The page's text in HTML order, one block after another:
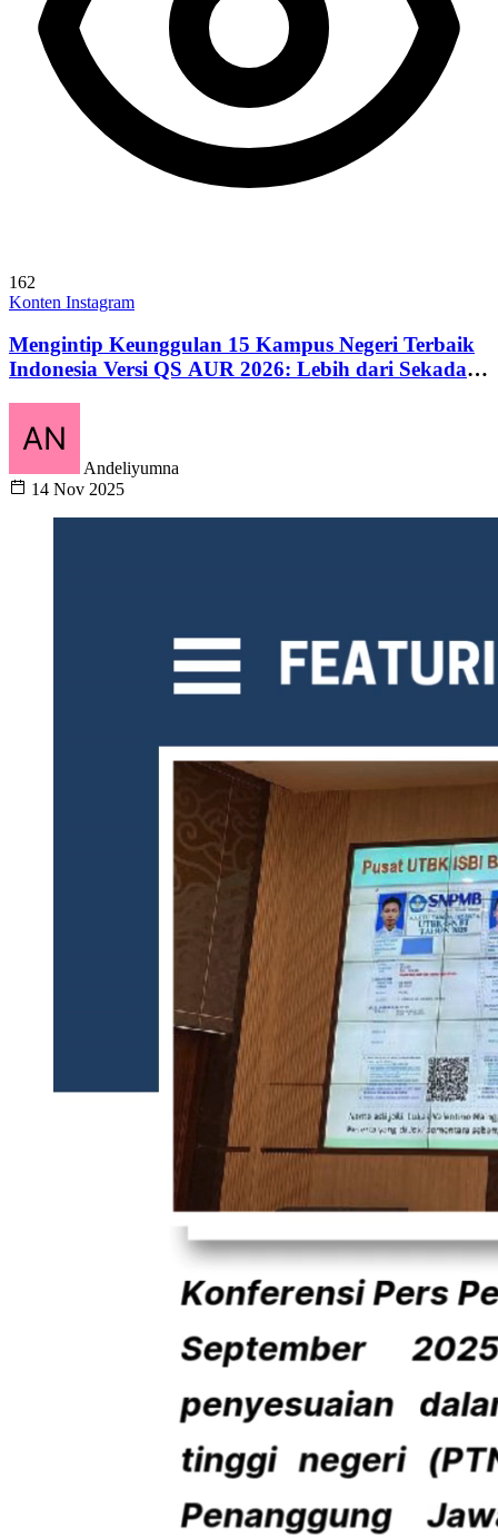
162
Konten Instagram
Mengintip Keunggulan 15 Kampus Negeri Terbaik
Indonesia Versi QS AUR 2026: Lebih dari Sekadar
Andeliyumna
14 Nov 2025